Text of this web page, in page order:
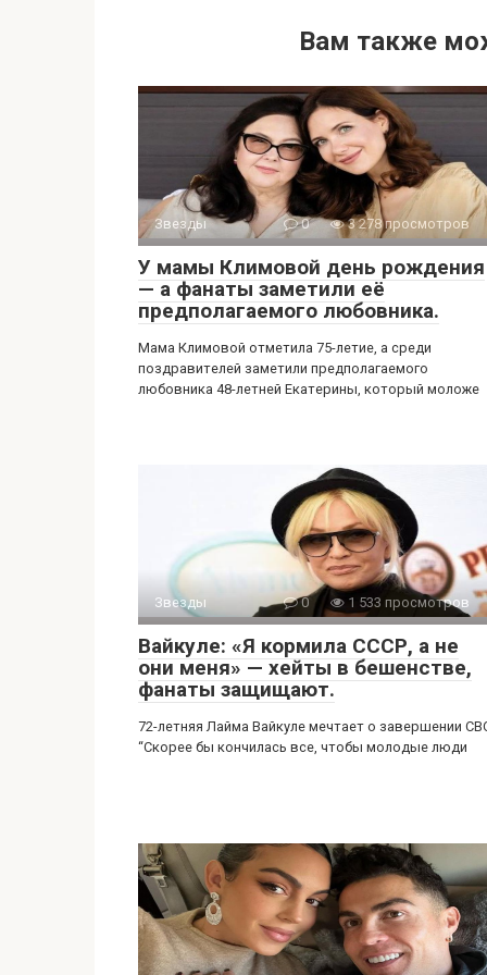
Вам также
Звезды 0 3 278 просмотров
У мамы Климовой день рождения
— а фанаты заметили её
предполагаемого любовника.
Мама Климовой отметила 75-летие, а среди
поздравителей заметили предполагаемого
любовника 48-летней Екатерины, который моложе
Звезды 0 1 533 просмотров
Вайкуле: «Я кормила СССР, а не
они меня» — хейты в бешенстве,
фанаты защищают.
72-летняя Лайма Вайкуле мечтает о завершении
“Скорее бы кончилась все, чтобы молодые люди